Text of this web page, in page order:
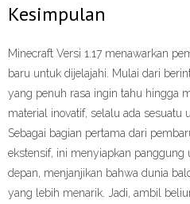
Kesimpulan
Minecraft Versi 1.17 menawarkan
baru untuk dijelajahi. Mulai dari
yang penuh rasa ingin tahu hingga
material inovatif, selalu ada sesuatu
Sebagai bagian pertama dari
ekstensif, ini menyiapkan panggung
depan, menjanjikan bahwa dunia
yang lebih menarik. Jadi, ambil